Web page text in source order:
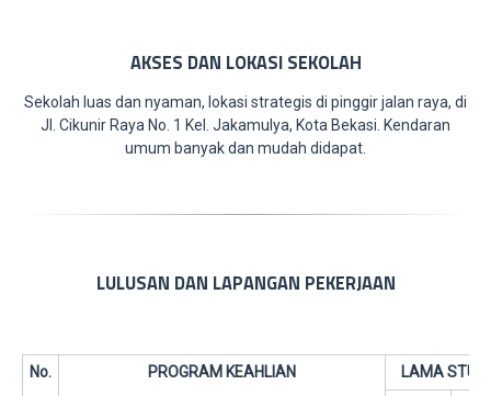
AKSES DAN LOKASI SEKOLAH
Sekolah luas dan nyaman, lokasi strategis di pinggir jalan raya, di
Jl. Cikunir Raya No. 1 Kel. Jakamulya, Kota Bekasi. Kendaran
umum banyak dan mudah didapat.
LULUSAN DAN LAPANGAN PEKERJAAN
No. PROGRAM KEAHLIAN
LAMA STUDI